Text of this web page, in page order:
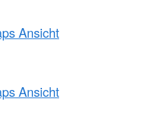
Ansicht
Ansicht